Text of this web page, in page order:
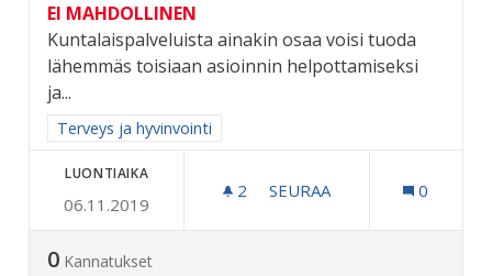
EI MAHDOLLINEN
Kuntalaispalveluista ainakin osaa voisi tuoda
lähemmäs toisiaan asioinnin helpottamiseksi
ja...
Rajaa tulokset aihepiirin mukaan: Terveys ja hyvinvointi
Terveys ja hyvinvointi
LUONTIAIKA
06.11.2019
2 2 SEURAAJAA
SEURAA 0
0 Kannatukset